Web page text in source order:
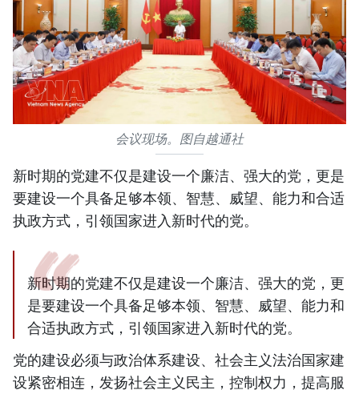
会议现场。图自越通社
新时期的党建不仅是建设一个廉洁、强大的党，更是
要建设一个具备足够本领、智慧、威望、能力和合适
执政方式，引领国家进入新时代的党。
新时期的党建不仅是建设一个廉洁、强大的党，更
是要建设一个具备足够本领、智慧、威望、能力和
合适执政方式，引领国家进入新时代的党。
党的建设必须与政治体系建设、社会主义法治国家建
设紧密相连，发扬社会主义民主，控制权力，提高服